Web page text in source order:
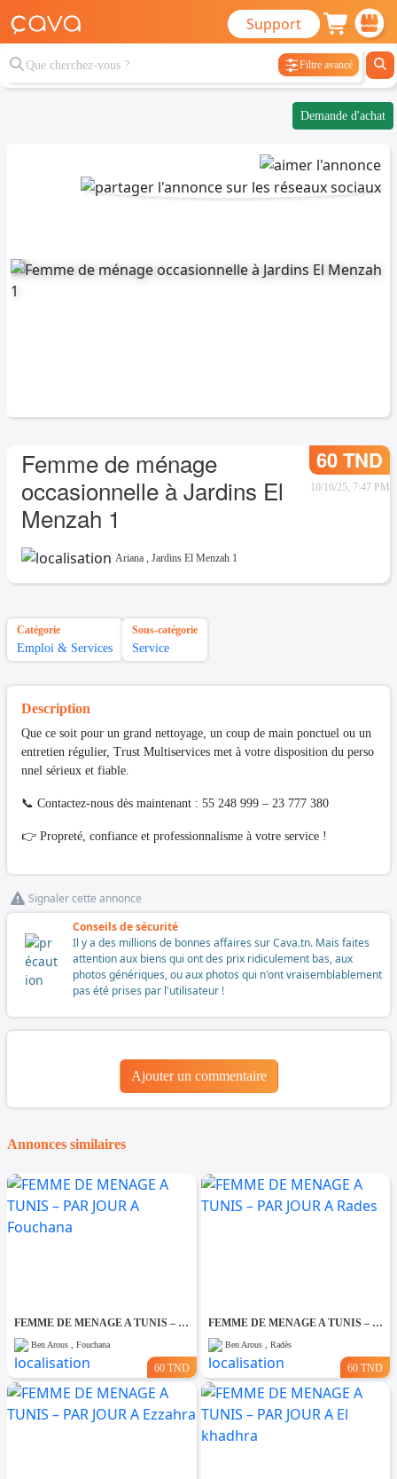
Support
Filtre avancé
Demande d'achat
Femme de ménage
occasionnelle à Jardins El
Menzah 1
60 TND
10/16/25, 7:47 PM
Ariana , Jardins El Menzah 1
Catégorie
Emploi & Services
Sous-catégorie
Service
Description
Que ce soit pour un grand nettoyage, un coup de main ponctuel ou un
entretien régulier, Trust Multiservices met à votre disposition du perso
nnel sérieux et fiable.
📞 Contactez-nous dès maintenant : 55 248 999 – 23 777 380
👉 Propreté, confiance et professionnalisme à votre service !
Signaler cette annonce
Conseils de sécurité
Il y a des millions de bonnes affaires sur Cava.tn. Mais faites
attention aux biens qui ont des prix ridiculement bas, aux
photos génériques, ou aux photos qui n'ont vraisemblablement
pas été prises par l'utilisateur !
Ajouter un commentaire
Annonces similaires
FEMME DE MENAGE A TUNIS – PAR JOUR A Fouchana
Ben Arous , Fouchana
60 TND
FEMME DE MENAGE A TUNIS – PAR JOUR A Rades
Ben Arous , Radès
60 TND